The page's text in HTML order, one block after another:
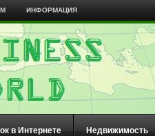
ИНФОРМАЦИЯ
в Интернете Недвижимость